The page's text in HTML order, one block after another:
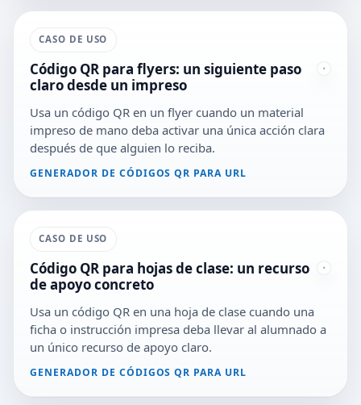
CASO DE USO
Código QR para flyers: un siguiente paso
claro desde un impreso
Usa un código QR en un flyer cuando un material
impreso de mano deba activar una única acción clara
después de que alguien lo reciba.
GENERADOR DE CÓDIGOS QR PARA URL
CASO DE USO
Código QR para hojas de clase: un recurso
de apoyo concreto
Usa un código QR en una hoja de clase cuando una
ficha o instrucción impresa deba llevar al alumnado a
un único recurso de apoyo claro.
GENERADOR DE CÓDIGOS QR PARA URL